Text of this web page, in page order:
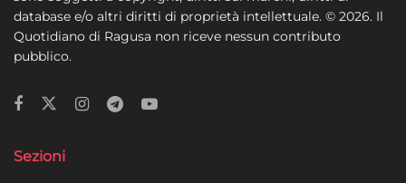
database e/o altri diritti di proprietà intellettuale. © 2026. Il
Quotidiano di Ragusa non riceve nessun contributo
pubblico.
Sezioni